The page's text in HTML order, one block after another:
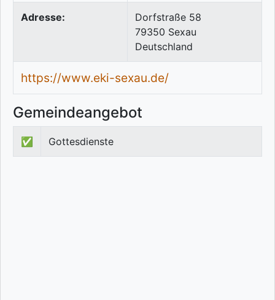
Adresse:
Dorfstraße 58
79350 Sexau
Deutschland
https://www.eki-sexau.de/
Gemeindeangebot
✅ Gottesdienste